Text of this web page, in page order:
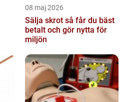
08 maj 2026
Sälja skrot så får du bäst
betalt och gör nytta för
miljön